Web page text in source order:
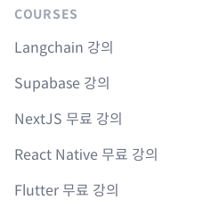
COURSES
Langchain 강의
Supabase 강의
NextJS 무료 강의
React Native 무료 강의
Flutter 무료 강의